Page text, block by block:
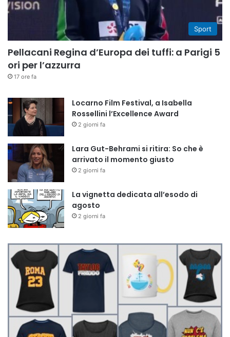
Sport
Pellacani Regina d’Europa dei tuffi: a Parigi 5
ori per l’azzurra
17 ore fa
Locarno Film Festival, a Isabella
Rossellini l’Excellence Award
2 giorni fa
Lara Gut-Behrami si ritira: So che è
arrivato il momento giusto
2 giorni fa
La vignetta dedicata all’esodo di
agosto
2 giorni fa